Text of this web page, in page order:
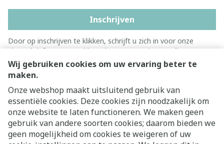
Wij gebruiken cookies om uw ervaring beter te
maken.
Onze webshop maakt uitsluitend gebruik van
essentiële cookies. Deze cookies zijn noodzakelijk om
onze website te laten functioneren. We maken geen
gebruik van andere soorten cookies; daarom bieden we
geen mogelijkheid om cookies te weigeren of uw
Inschrijven
Door op inschrijven te klikken, schrijft u zich in voor onze
nieuwsbrief en gaat u akkoord met onzeprivacy policy.